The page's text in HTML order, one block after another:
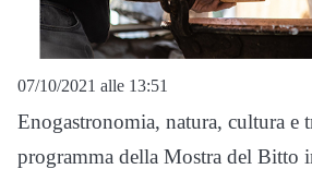
07/10/2021 alle 13:51
Enogastronomia, natura, cultura e
programma della Mostra del Bitto